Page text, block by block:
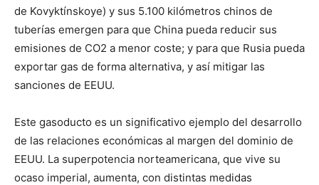
de Kovyktínskoye) y sus 5.100 kilómetros chinos de
tuberías emergen para que China pueda reducir sus
emisiones de CO2 a menor coste; y para que Rusia pueda
exportar gas de forma alternativa, y así mitigar las
sanciones de EEUU.
Este gasoducto es un significativo ejemplo del desarrollo
de las relaciones económicas al margen del dominio de
EEUU. La superpotencia norteamericana, que vive su
ocaso imperial, aumenta, con distintas medidas